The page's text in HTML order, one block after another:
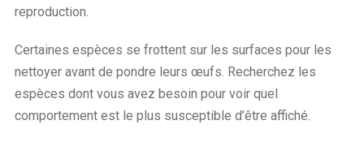
reproduction.
Certaines espèces se frottent sur les surfaces pour les
nettoyer avant de pondre leurs œufs. Recherchez les
espèces dont vous avez besoin pour voir quel
comportement est le plus susceptible d’être affiché.